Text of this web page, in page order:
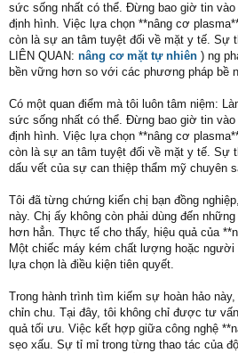
sức sống nhất có thể. Đừng bao giờ tin
định hình. Việc lựa chọn **nâng cơ
còn là sự an tâm tuyệt đối về mặt y tế. Sự
LIÊN QUAN: nâng cơ mặt tự nhiên ) ng
bền vững hơn so với các phương pháp bề
Có một quan điểm mà tôi luôn tâm niệm:
sức sống nhất có thể. Đừng bao giờ tin
định hình. Việc lựa chọn **nâng cơ
còn là sự an tâm tuyệt đối về mặt y tế. Sự
dấu vết của sự can thiệp thẩm mỹ chuyên
Tôi đã từng chứng kiến chị bạn đồng
này. Chị ấy không còn phải dùng đến
hơn hẳn. Thực tế cho thấy, hiệu quả của
Một chiếc máy kém chất lượng hoặc
lựa chọn là điều kiện tiên quyết.
Trong hành trình tìm kiếm sự hoàn hảo
chỉn chu. Tại đây, tôi không chỉ được tư
quả tối ưu. Việc kết hợp giữa công nghệ
sẹo xấu. Sự tỉ mỉ trong từng thao tác của